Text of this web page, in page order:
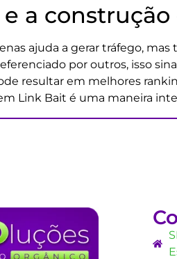
a
ajuda a gerar tráfego,
por outros, isso
resultar em melhores
Link Bait é uma maneira